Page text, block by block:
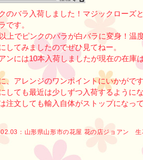
のバラ入荷しました！マジックローズ
です。
上でピンクのバラが白バラに変身！温
してみましたのでぜひ見てねー。
ンには10本入荷しましたが現在の在庫
、アレンジのワンポイントにいかがで
しても最近は少しずつ入荷するように
注文しても輸入自体がストップになっ
： 山形県山形市の花屋 花の店ジョアン